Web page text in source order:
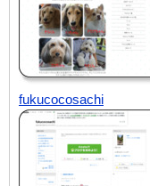
fukucocosachi